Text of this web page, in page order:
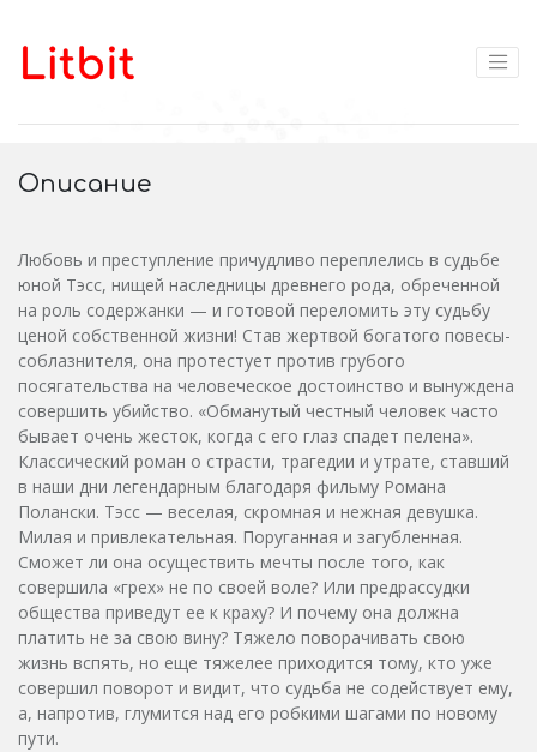
Описание
Любовь и преступление причудливо переплелись в судьбе
юной Тэсс, нищей наследницы древнего рода, обреченной
на роль содержанки — и готовой переломить эту судьбу
ценой собственной жизни! Став жертвой богатого повесы-
соблазнителя, она протестует против грубого
посягательства на человеческое достоинство и вынуждена
совершить убийство. «Обманутый честный человек часто
бывает очень жесток, когда с его глаз спадет пелена».
Классический роман о страсти, трагедии и утрате, ставший
в наши дни легендарным благодаря фильму Романа
Полански. Тэсс — веселая, скромная и нежная девушка.
Милая и привлекательная. Поруганная и загубленная.
Сможет ли она осуществить мечты после того, как
совершила «грех» не по своей воле? Или предрассудки
общества приведут ее к краху? И почему она должна
платить не за свою вину? Тяжело поворачивать свою
жизнь вспять, но еще тяжелее приходится тому, кто уже
совершил поворот и видит, что судьба не содействует ему,
а, напротив, глумится над его робкими шагами по новому
пути.